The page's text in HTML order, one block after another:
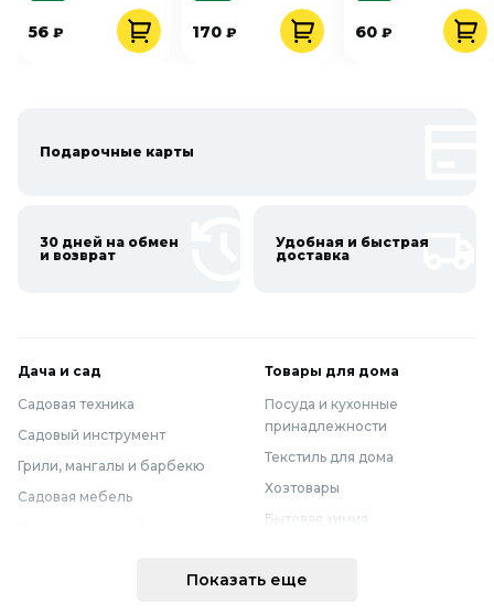
56 ₽ 170 ₽ 60 ₽
Подарочные карты
30 дней на обмен
и возврат
Удобная и быстрая
доставка
Дача и сад
Садовая техника
Садовый инструмент
Грили, мангалы и барбекю
Садовая мебель
Товары для дома
Посуда и кухонные
принадлежности
Текстиль для дома
Хозтовары
Бытовая химия
Мебель
Показать еще